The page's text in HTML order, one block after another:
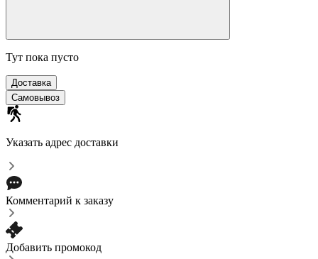
Тут пока пусто
Доставка
Самовывоз
Указать адрес доставки
Комментарий к заказу
Добавить промокод